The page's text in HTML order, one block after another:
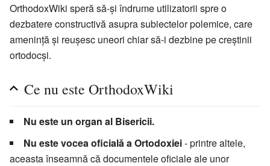
OrthodoxWiki speră să-și îndrume utilizatorii spre o
dezbatere constructivă asupra subiectelor polemice, care
amenință și reușesc uneori chiar să-i dezbine pe creștinii
ortodocși.
Ce nu este OrthodoxWiki
Nu este un organ al Bisericii.
Nu este vocea oficială a Ortodoxiei- printre altele,
aceasta înseamnă că documentele oficiale ale unor